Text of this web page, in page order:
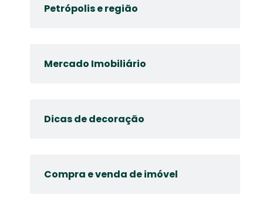
Petrópolis e região
Mercado Imobiliário
Dicas de decoração
Compra e venda de imóvel